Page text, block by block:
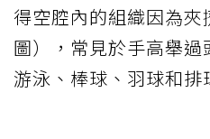
得空腔內的組織因為
圖），常見於手高舉過
游泳、棒球、羽球和排